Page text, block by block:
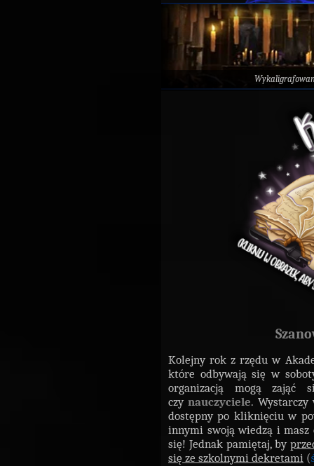
Kolejny rok z rzędu w
które odbywają się w
organizacją mogą zająć
czynauczyciele. Wystarczy
dostępny po kliknięciu w
innymi swoją wiedzą i masz
się! Jednak pamiętaj, by
się ze szkolnymi dekretami (